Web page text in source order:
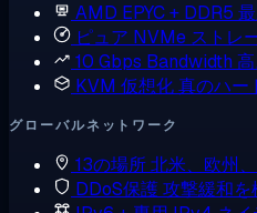
AMD EPYC + DDR5
ピュア NVMe ストレ
10 Gbps Bandwidth
KVM 仮想化真のハー
グローバルネットワーク
13の場所北米、欧州
DDoS保護攻撃緩和を